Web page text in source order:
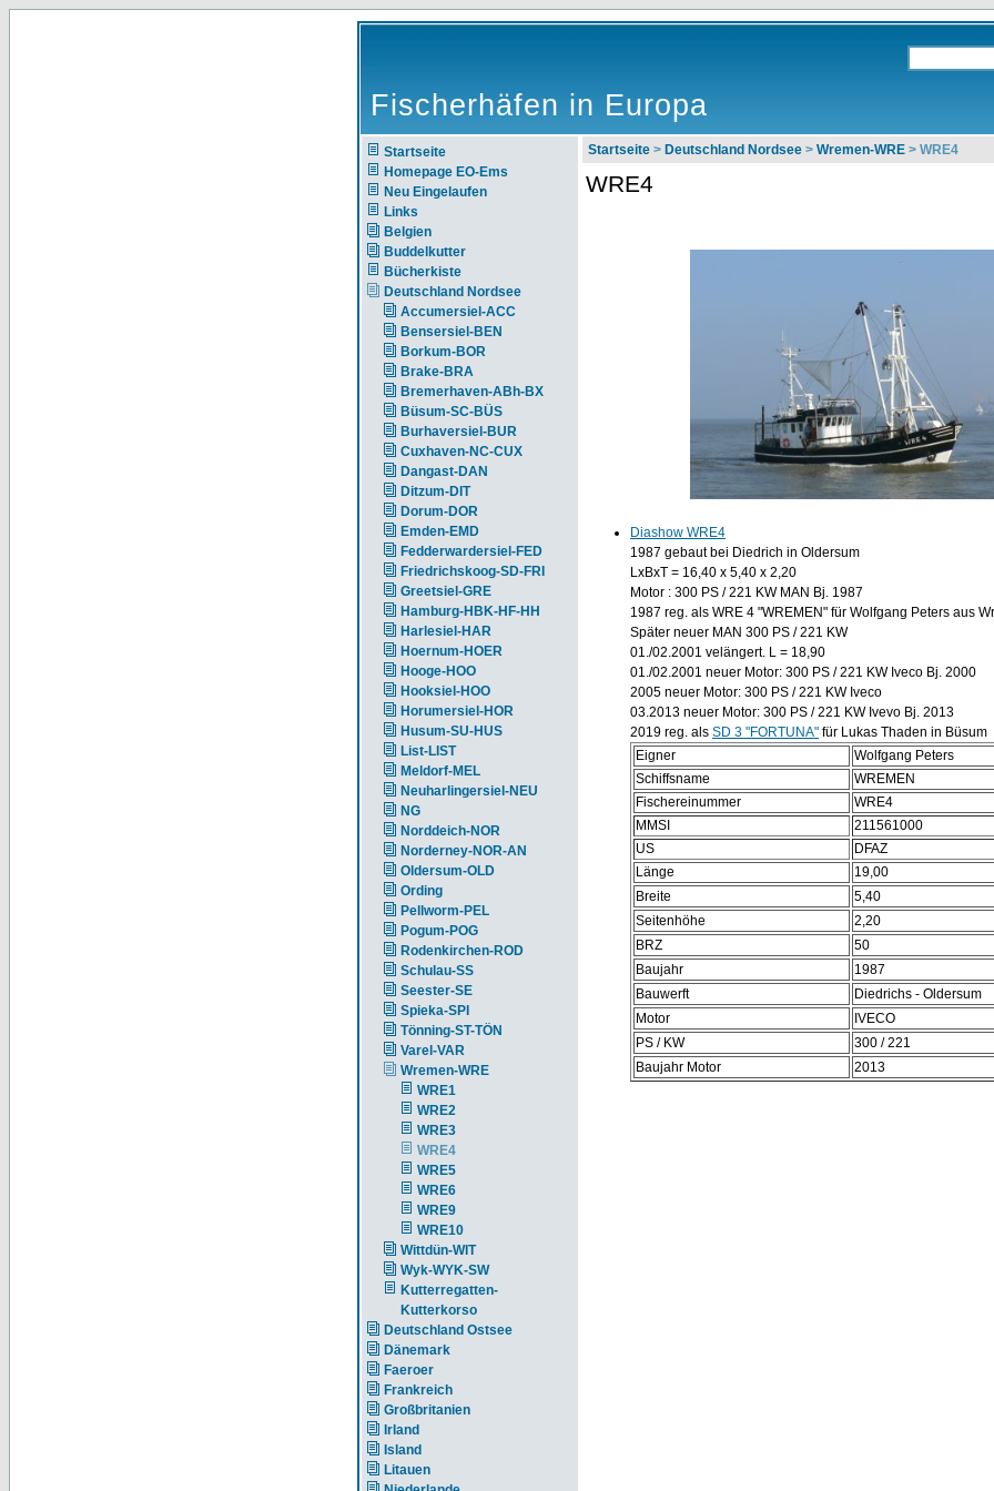
Fischerhäfen in Europa
Startseite
Homepage EO-Ems
Neu Eingelaufen
Links
Belgien
Buddelkutter
Bücherkiste
Deutschland Nordsee
Accumersiel-ACC
Bensersiel-BEN
Borkum-BOR
Brake-BRA
Bremerhaven-ABh-BX
Büsum-SC-BÜS
Burhaversiel-BUR
Cuxhaven-NC-CUX
Dangast-DAN
Ditzum-DIT
Dorum-DOR
Emden-EMD
Fedderwardersiel-FED
Friedrichskoog-SD-FRI
Greetsiel-GRE
Hamburg-HBK-HF-HH
Harlesiel-HAR
Hoernum-HOER
Hooge-HOO
Hooksiel-HOO
Horumersiel-HOR
Husum-SU-HUS
List-LIST
Meldorf-MEL
Neuharlingersiel-NEU
NG
Norddeich-NOR
Norderney-NOR-AN
Oldersum-OLD
Ording
Pellworm-PEL
Pogum-POG
Rodenkirchen-ROD
Schulau-SS
Seester-SE
Spieka-SPI
Tönning-ST-TÖN
Varel-VAR
Wremen-WRE
WRE1
WRE2
WRE3
WRE4
WRE5
WRE6
WRE9
WRE10
Wittdün-WIT
Wyk-WYK-SW
Kutterregatten-
Kutterkorso
Deutschland Ostsee
Dänemark
Faeroer
Frankreich
Großbritanien
Irland
Island
Litauen
Startseite > Deutschland Nordsee > Wremen-WRE > WRE4
WRE4
Diashow WRE4
1987 gebaut bei Diedrich in Oldersum
LxBxT = 16,40 x 5,40 x 2,20
Motor : 300 PS / 221 KW MAN Bj. 1987
1987 reg. als WRE 4 "WREMEN" für Wolfgang Peters aus
Später neuer MAN 300 PS / 221 KW
01./02.2001 velängert. L = 18,90
01./02.2001 neuer Motor: 300 PS / 221 KW Iveco Bj. 2000
2005 neuer Motor: 300 PS / 221 KW Iveco
03.2013 neuer Motor: 300 PS / 221 KW Ivevo Bj. 2013
2019 reg. als SD 3 "FORTUNA" für Lukas Thaden in Büsum
Eigner
Wolfgang Peters
Schiffsname
WREMEN
Fischereinummer
WRE4
MMSI
211561000
US
DFAZ
Länge
19,00
Breite
5,40
Seitenhöhe
2,20
BRZ
50
Baujahr
1987
Bauwerft
Diedrichs - Oldersum
Motor
IVECO
PS / KW
300 / 221
Baujahr Motor
2013